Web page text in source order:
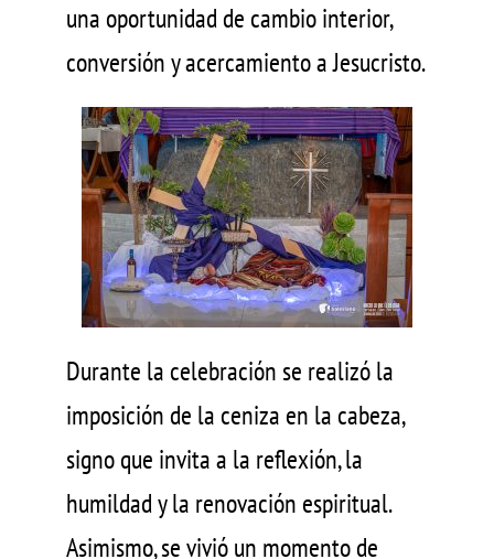
una oportunidad de cambio interior,
conversión y acercamiento a Jesucristo.
Durante la celebración se realizó la
imposición de la ceniza en la cabeza,
signo que invita a la reflexión, la
humildad y la renovación espiritual.
Asimismo, se vivió un momento de